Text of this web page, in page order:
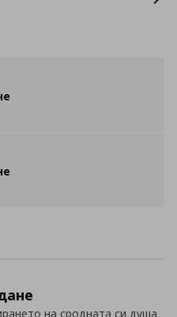
на сродната си душа